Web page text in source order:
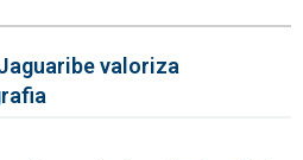
valoriza